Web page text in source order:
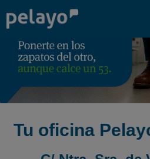
Tu oficina